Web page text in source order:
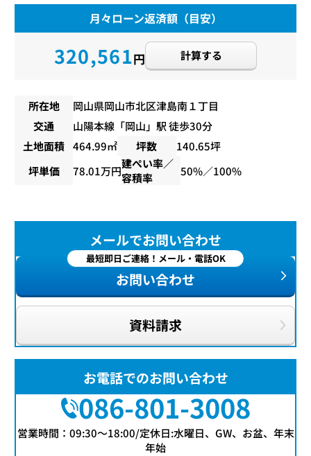
月々ローン返済額（目安）
320,561円 計算する
所在地
岡山県岡山市北区津島南１丁目
交通
山陽本線 「岡山 」駅 徒歩30分
土地面積 464.99㎡ 坪数
140.65坪
坪単価
78.01万円建ぺい率／
容積率
50%／100%
メールでお問い合わせ
最短即日ご連絡！メール・電話OK
お問い合わせ
資料請求
お電話でのお問い合わせ
086-801-3008
営業時間：09:30〜18:00/定休日:水曜日、GW、お盆、年末
年始